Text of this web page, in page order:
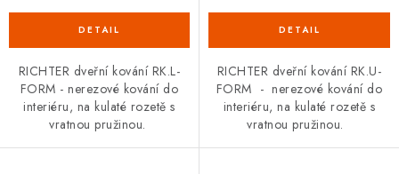
RICHTER dveřní kování RK.L-
FORM - nerezové kování do
interiéru, na kulaté rozetě s
vratnou pružinou.
RICHTER dveřní kování RK.U-
FORM - nerezové kování do
interiéru, na kulaté rozetě s
vratnou pružinou.